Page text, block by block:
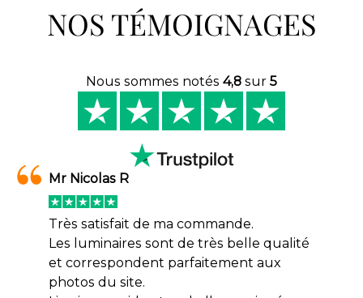
NOS TÉMOIGNAGES
Nous sommes notés 4,8 sur 5
Mr Nicolas R
Très satisfait de ma commande.
Les luminaires sont de très belle qualité
et correspondent parfaitement aux
photos du site.